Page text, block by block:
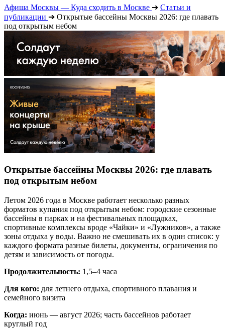
Афиша Москвы — Куда сходить в Москве ➔ Статьи и
публикации ➔ Открытые бассейны Москвы 2026: где плавать
под открытым небом
Открытые бассейны Москвы 2026: где плавать
под открытым небом
Летом 2026 года в Москве работает несколько разных
форматов купания под открытым небом: городские сезонные
бассейны в парках и на фестивальных площадках,
спортивные комплексы вроде «Чайки» и «Лужников», а также
зоны отдыха у воды. Важно не смешивать их в один список: у
каждого формата разные билеты, документы, ограничения по
детям и зависимость от погоды.
Продолжительность: 1,5–4 часа
Для кого: для летнего отдыха, спортивного плавания и
семейного визита
Когда: июнь — август 2026; часть бассейнов работает
круглый год